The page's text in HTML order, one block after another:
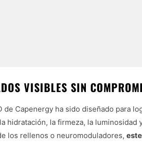
VISIBLES SIN
de Capenergy ha sido diseñado para
hidratación, la firmeza, la
los rellenos o neuromoduladores,